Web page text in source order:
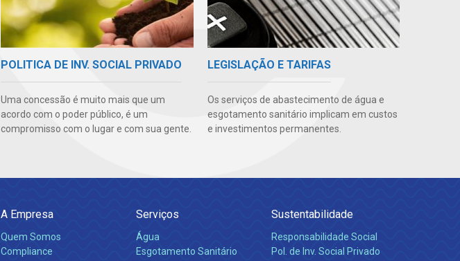
POLITICA DE INV. SOCIAL PRIVADO
Uma concessão é muito mais que um
acordo com o poder público, é um
compromisso com o lugar e com sua gente.
LEGISLAÇÃO E TARIFAS
Os serviços de abastecimento de água e
esgotamento sanitário implicam em custos
e investimentos permanentes.
A Empresa
Quem Somos
Compliance
Serviços
Água
Esgotamento Sanitário
Sustentabilidade
Responsabilidade Social
Pol. de Inv. Social Privado